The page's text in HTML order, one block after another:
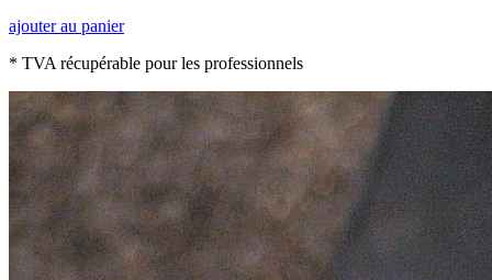
ajouter au panier
* TVA récupérable pour les professionnels